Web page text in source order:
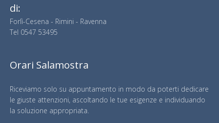
di:
Forlì-Cesena - Rimini - Ravenna
Tel 0547 53495
Orari Salamostra
Riceviamo solo su appuntamento in modo da poterti dedicare
le giuste attenzioni, ascoltando le tue esigenze e individuando
la soluzione appropriata.